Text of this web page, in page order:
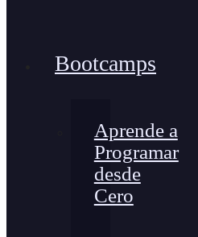
Bootcamps
Aprende a
Programar
desde
Cero